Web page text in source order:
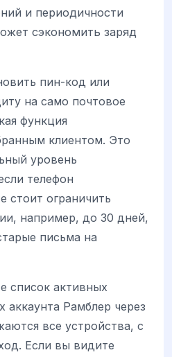
и периодичности
сэкономить заряд
пин-код или
на само почтовое
функция
клиентом. Это
уровень
телефон
стоит ограничить
например, до 30 дней,
письма на
список активных
аккаунта Рамблер через
все устройства, с
Если вы видите